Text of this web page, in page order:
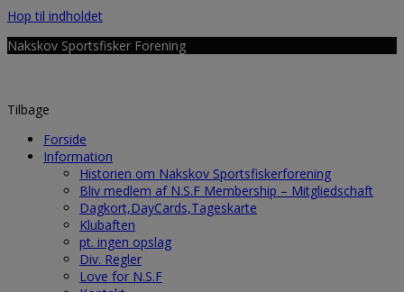
Hop til indholdet
Nakskov Sportsfisker Forening
Tilbage
Forside
Information
Historien om Nakskov Sportsfiskerforening
Bliv medlem af N.S.F Membership – Mitgliedschaft
Dagkort,DayCards,Tageskarte
Klubaften
pt. ingen opslag
Div. Regler
Love for N.S.F